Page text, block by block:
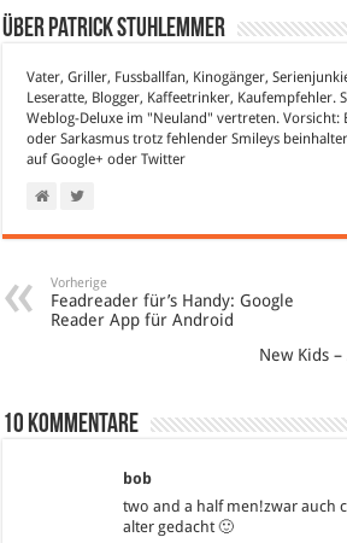
Über Patrick Stuhlemmer
Vater, Griller, Fussballfan, Kinogänger,
Leseratte, Blogger, Kaffeetrinker, Kaufempfehler.
Weblog-Deluxe im "Neuland" vertreten. Vorsicht:
oder Sarkasmus trotz fehlender Smileys
aufGoogle+ oderTwitter
Vorherige
Feadreader für’s Handy: Google
Reader App für Android
New Kids
10 Kommentare
bob
two and a half men!zwar auch
alter gedacht 🙂